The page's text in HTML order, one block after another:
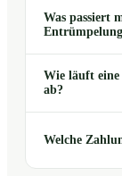
Was passiert
Wie läuft
ab?
Welche